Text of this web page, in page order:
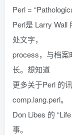
Perl =
Perl是 Larry Wall
处文字，
process，与档案
长。想知道
更多关于Perl 的
comp.lang.perl。
Don Libes 的
事。